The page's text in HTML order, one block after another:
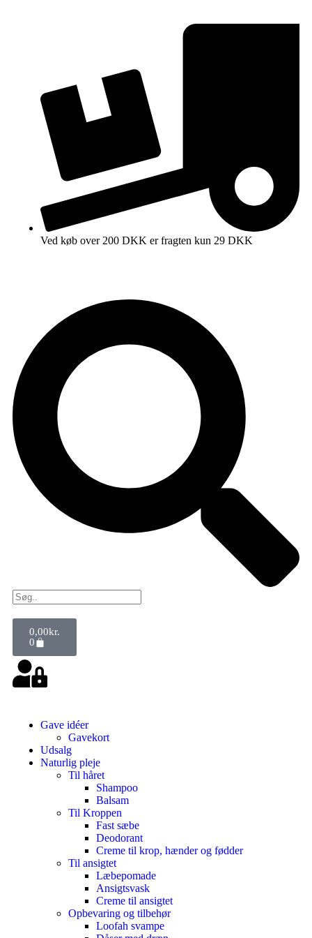
Ved køb over 200 DKK er fragten kun 29 DKK
0,00kr.
0
Gave idéer
Gavekort
Udsalg
Naturlig pleje
Til håret
Shampoo
Balsam
Til Kroppen
Fast sæbe
Deodorant
Creme til krop, hænder og fødder
Til ansigtet
Læbepomade
Ansigtsvask
Creme til ansigtet
Opbevaring og tilbehør
Loofah svampe